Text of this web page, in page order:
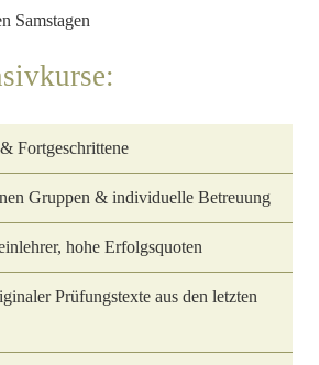
Samstagen
Fortgeschrittene
Gruppen & individuelle Betreuung
hohe Erfolgsquoten
Prüfungstexte aus den letzten